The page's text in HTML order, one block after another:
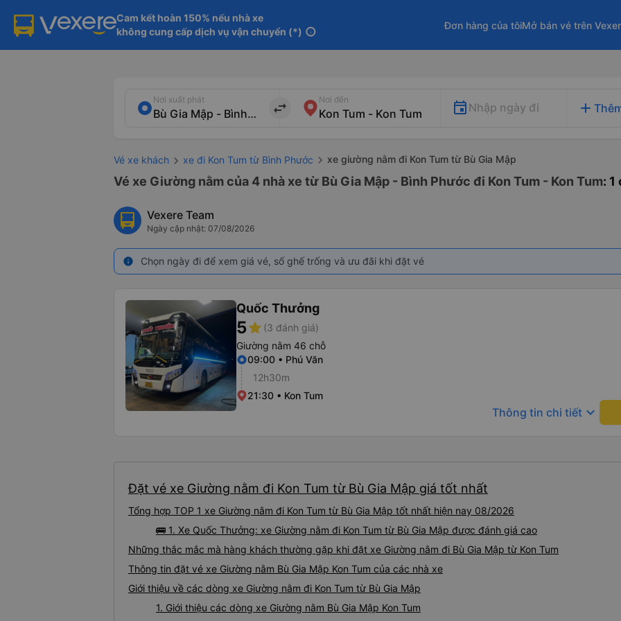
Cam kết hoàn 150% nếu nhà xe
không cung cấp dịch vụ vận chuyển (*) info
Đơn hàng của tôiMở bán vé trên
Nơi xuất phát
import_export
Nơi đến
Nhập ngày đi add
Vé xe khách xe đi Kon Tum từ Bình Phước xe giường nằm đi Kon Tum từ Bù Gia Mập
Vé xe Giường nằm của 4 nhà xe từ Bù Gia Mập - Bình Phước đi Kon Tum - Kon Tum: 1
Vexere Team
Ngày cập nhật: 07/08/2026
info Chọn ngày đi để xem giá vé, số ghế trống và ưu đãi khi đặt vé
Quốc Thưởng
5star (3 đánh giá)
Giường nằm 46 chỗ
09:00 • Phú Văn
12h30m
21:30 • Kon Tum
Thông tin chi tiết keyboard_arrow_down
Đặt vé xe Giường nằm đi Kon Tum từ Bù Gia Mập giá tốt nhất
Tổng hợp TOP 1 xe Giường nằm đi Kon Tum từ Bù Gia Mập tốt nhất hiện nay 08/2026
🚌 1. Xe Quốc Thưởng: xe Giường nằm đi Kon Tum từ Bù Gia Mập được đánh giá cao
Những thắc mắc mà hàng khách thường gặp khi đặt xe Giường nằm đi Bù Gia Mập từ Kon Tum
Thông tin đặt vé xe Giường nằm Bù Gia Mập Kon Tum của các nhà xe
Giới thiệu về các dòng xe Giường nằm đi Kon Tum từ Bù Gia Mập
1. Giới thiệu các dòng xe Giường nằm Bù Gia Mập Kon Tum